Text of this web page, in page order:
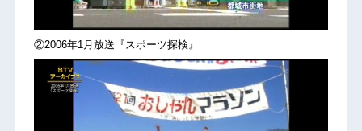
②2006年1月放送『スポーツ探検』